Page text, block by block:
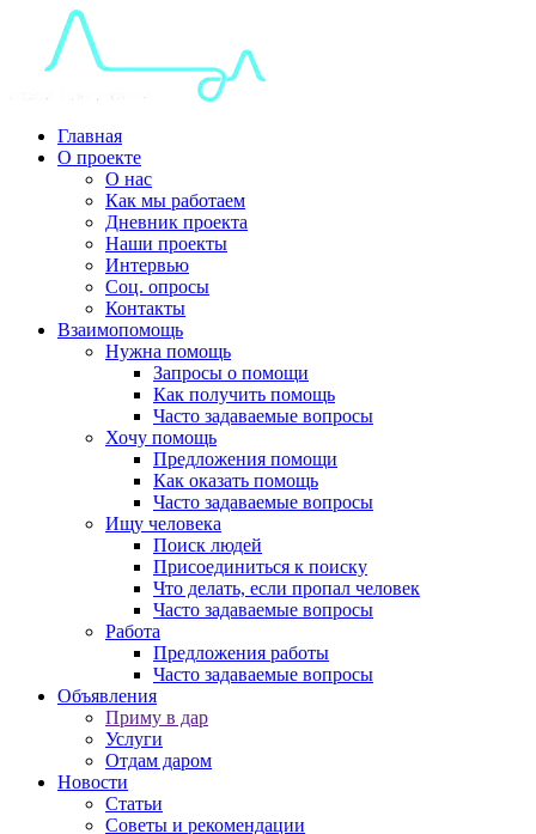
Главная
О проекте
О нас
Как мы работаем
Дневник проекта
Наши проекты
Интервью
Соц. опросы
Контакты
Взаимопомощь
Нужна помощь
Запросы о помощи
Как получить помощь
Часто задаваемые вопросы
Хочу помощь
Предложения помощи
Как оказать помощь
Часто задаваемые вопросы
Ищу человека
Поиск людей
Присоединиться к поиску
Что делать, если пропал человек
Часто задаваемые вопросы
Работа
Предложения работы
Часто задаваемые вопросы
Объявления
Приму в дар
Услуги
Отдам даром
Новости
Статьи
Советы и рекомендации